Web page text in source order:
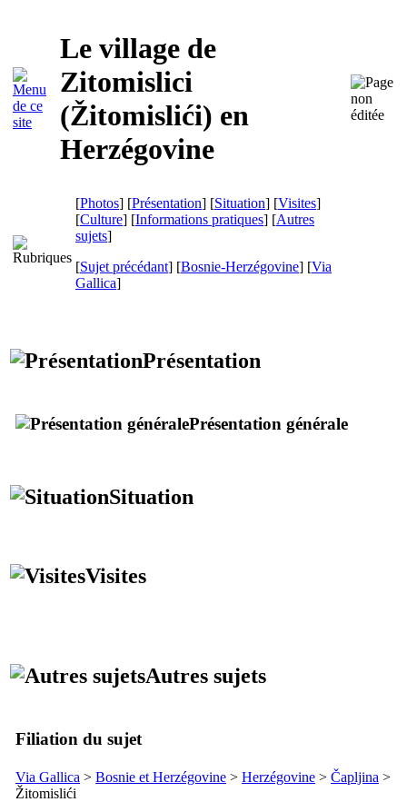
Le village de
Zitomislici
(Žitomislići) en
Herzégovine
[Photos] [Présentation] [Situation] [Visites]
[Culture] [Informations pratiques] [Autres
sujets]
[Sujet précédant] [Bosnie-Herzégovine] [Via
Gallica]
Présentation
Présentation générale
Situation
Visites
Autres sujets
Filiation du sujet
Via Gallica > Bosnie et Herzégovine > Herzégovine > Čapljina >
Žitomislići